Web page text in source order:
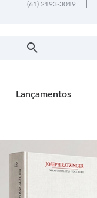
(61) 2193-3019
Lançamentos